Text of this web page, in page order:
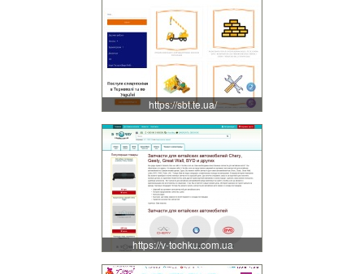
https://sbt.te.ua/
https://v-tochku.com.ua